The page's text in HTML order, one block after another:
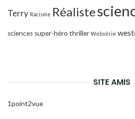
Terry Racisme Réaliste
sciences super-héro thriller Websérie
SITE AMIS
1point2vue